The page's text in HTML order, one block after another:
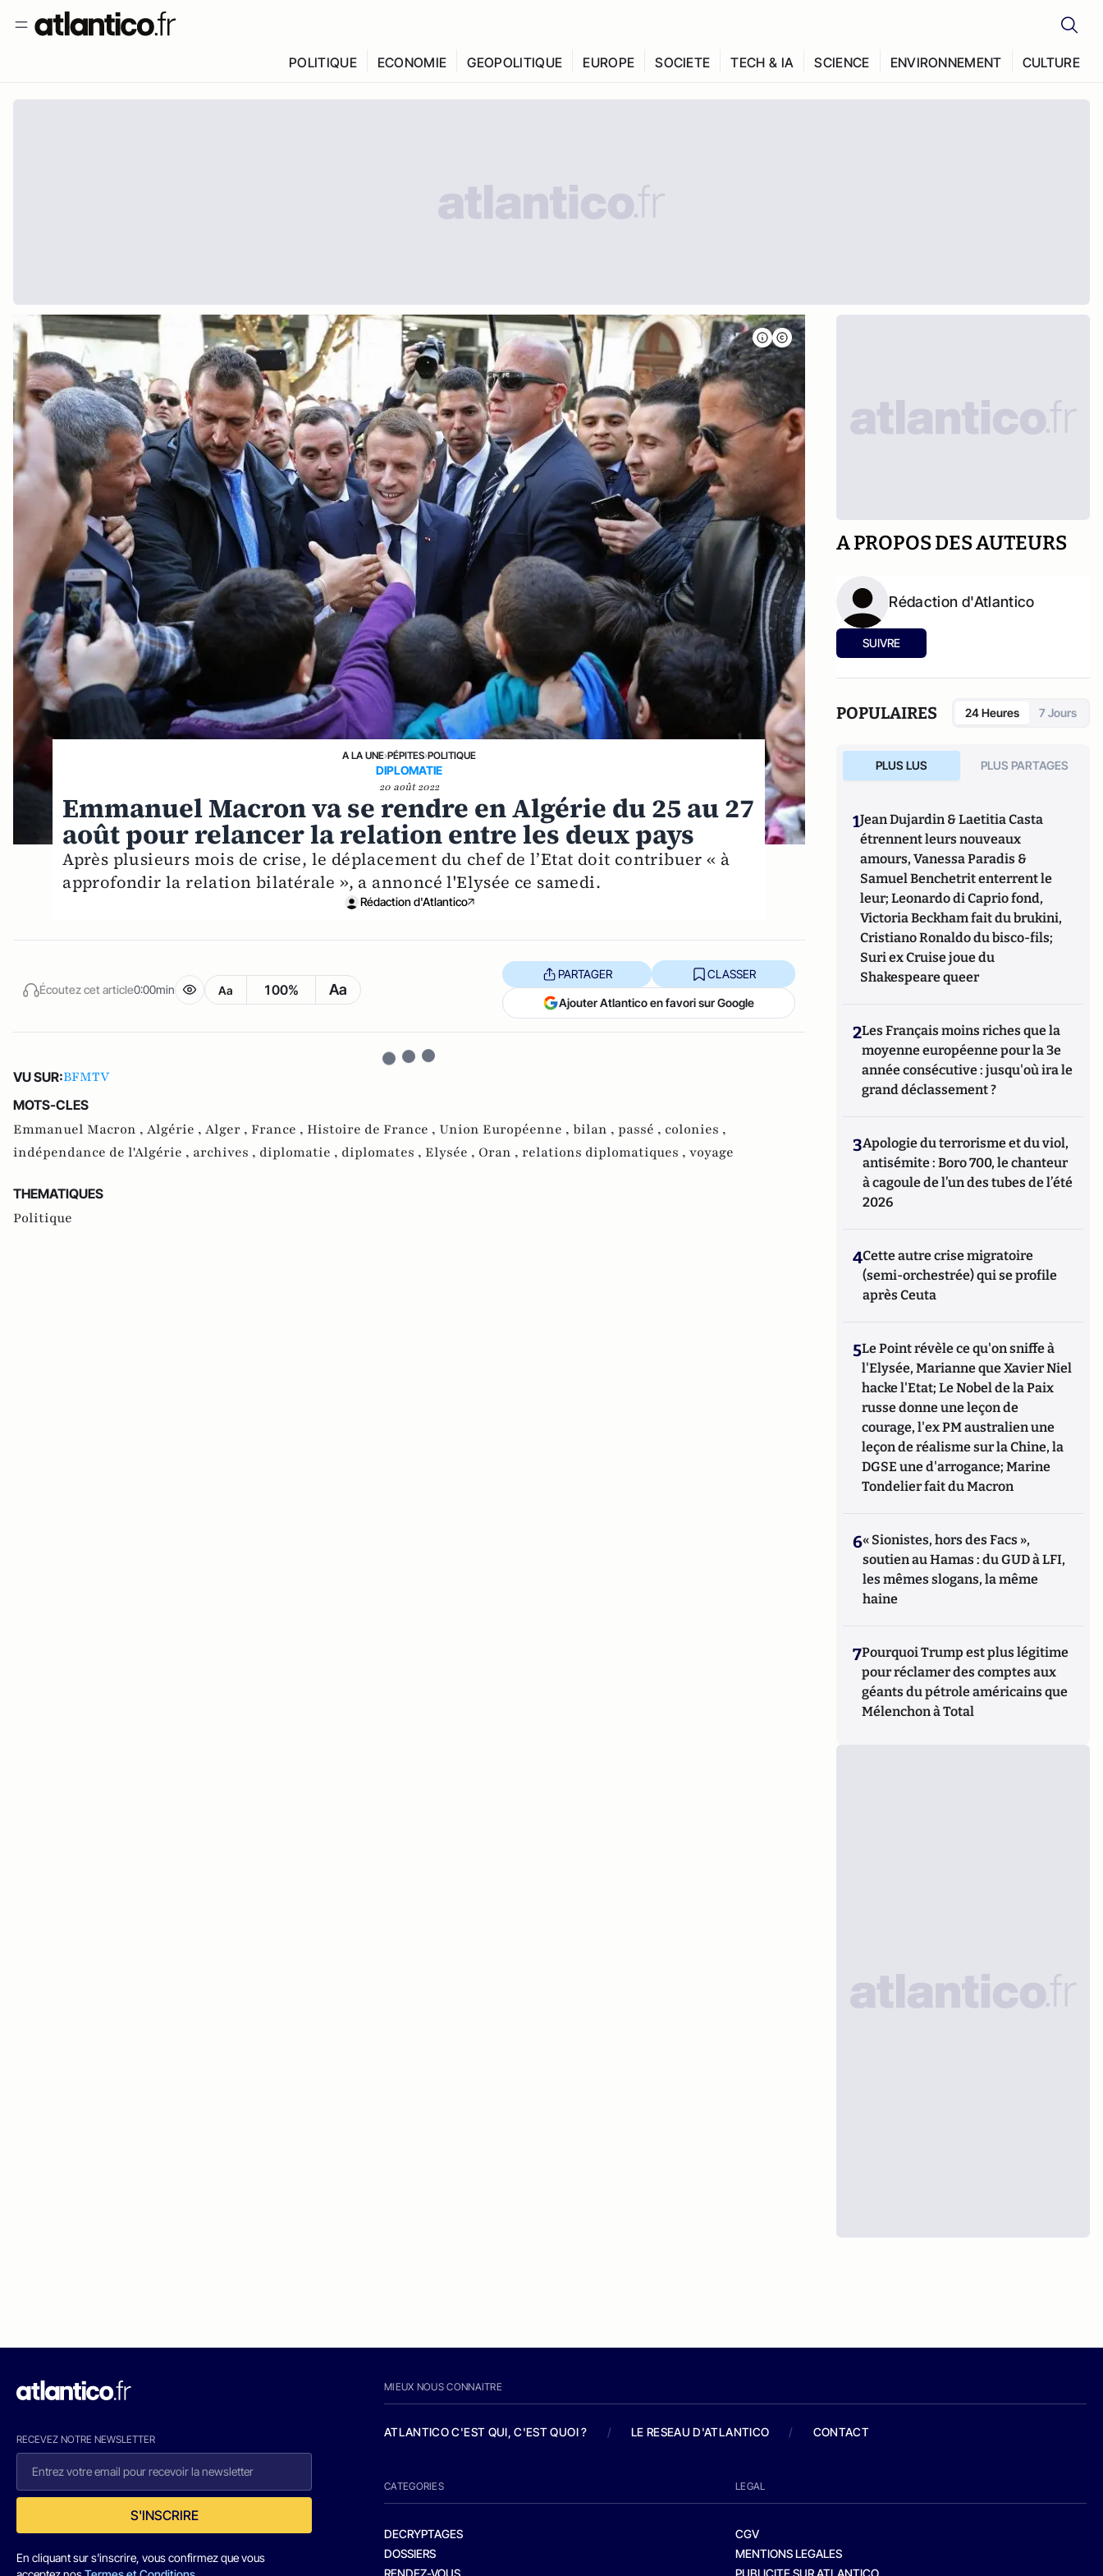
POLITIQUE ECONOMIE GEOPOLITIQUE EUROPE SOCIETE TECH & IA SCIENCE ENVIRONNEMENT CULTURE
A LA UNE›PÉPITES›POLITIQUE
DIPLOMATIE
20 août 2022
Emmanuel Macron va se rendre en Algérie du 25 au 27
août pour relancer la relation entre les deux pays
Après plusieurs mois de crise, le déplacement du chef de l’Etat doit contribuer « à
approfondir la relation bilatérale », a annoncé l'Elysée ce samedi.
Rédaction d'Atlantico
Écoutez cet article0:00min Aa 100% Aa
PARTAGER CLASSER
Ajouter Atlantico en favori sur Google
VU SUR:BFMTV
MOTS-CLES
Emmanuel Macron , Algérie , Alger , France , Histoire de France , Union Européenne , bilan , passé , colonies ,
indépendance de l'Algérie , archives , diplomatie , diplomates , Elysée , Oran , relations diplomatiques , voyage
THEMATIQUES
Politique
A PROPOS DES AUTEURS
Rédaction d'Atlantico
SUIVRE
POPULAIRES 24 Heures 7 Jours
PLUS LUS PLUS PARTAGES
1Jean Dujardin & Laetitia Casta
étrennent leurs nouveaux
amours, Vanessa Paradis &
Samuel Benchetrit enterrent le
leur; Leonardo di Caprio fond,
Victoria Beckham fait du brukini,
Cristiano Ronaldo du bisco-fils;
Suri ex Cruise joue du
Shakespeare queer
2Les Français moins riches que la
moyenne européenne pour la 3e
année consécutive : jusqu'où ira le
grand déclassement ?
3Apologie du terrorisme et du viol,
antisémite : Boro 700, le chanteur
à cagoule de l’un des tubes de l’été
2026
4Cette autre crise migratoire
(semi-orchestrée) qui se profile
après Ceuta
5Le Point révèle ce qu'on sniffe à
l'Elysée, Marianne que Xavier Niel
hacke l'Etat; Le Nobel de la Paix
russe donne une leçon de
courage, l'ex PM australien une
leçon de réalisme sur la Chine, la
DGSE une d'arrogance; Marine
Tondelier fait du Macron
6« Sionistes, hors des Facs »,
soutien au Hamas : du GUD à LFI,
les mêmes slogans, la même
haine
7Pourquoi Trump est plus légitime
pour réclamer des comptes aux
géants du pétrole américains que
Mélenchon à Total
RECEVEZ NOTRE NEWSLETTER
S'INSCRIRE
En cliquant sur s'inscrire, vous confirmez que vous
MIEUX NOUS CONNAITRE
ATLANTICO C'EST QUI, C'EST QUOI ? / LE RESEAU D'ATLANTICO / CONTACT
CATEGORIES
DECRYPTAGES
DOSSIERS
RENDEZ-VOUS
LEGAL
CGV
MENTIONS LEGALES
PUBLICITE SUR ATLANTICO